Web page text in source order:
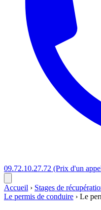
09.72.10.27.72 (Prix d'un
Accueil › Stages de
Le permis de conduire › Le